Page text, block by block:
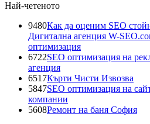
Най-четеното
9480Как да оценим SEO
Дигитална агенция W-
оптимизация
6722SEO оптимизация на
агенция
6517Кърти Чисти Извозва
5847SEO оптимизация на
компании
5608Ремонт на баня София